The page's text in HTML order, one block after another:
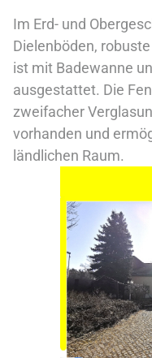
Im Erd- und
Dielenböden,
ist mit Badewanne
ausgestattet. Die
zweifacher
vorhanden und
ländlichen Raum.